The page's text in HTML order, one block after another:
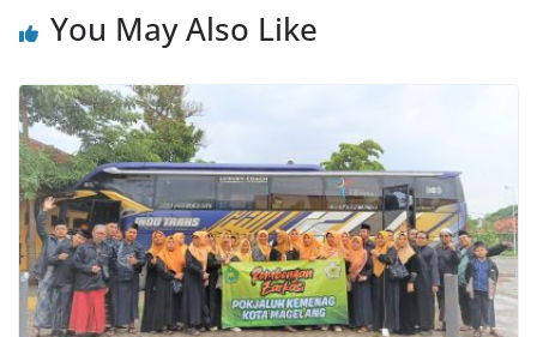
You May Also Like